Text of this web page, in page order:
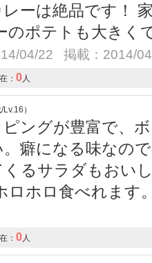
ーは絶品です！
のポテトも大き
04/22 掲載：2014/
： 0 人
）
ングが豊富で、
癖になる味なの
るサラダもおい
ロホロ食べれます
： 0 人